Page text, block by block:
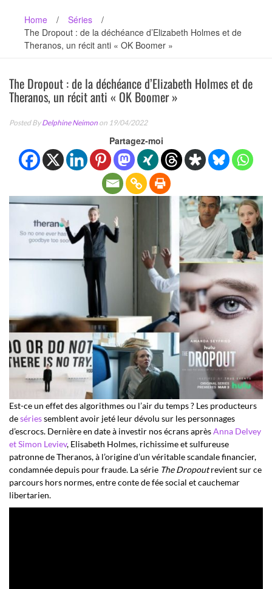
Home / Séries
/
The Dropout : de la déchéance d’Elizabeth Holmes et de
Theranos, un récit anti « OK Boomer »
The Dropout : de la déchéance d’Elizabeth Holmes et de
Theranos, un récit anti « OK Boomer »
Posted ByDelphine Neimon on 19/04/2022
Partagez-moi
Est-ce un effet des algorithmes ou l’air du temps ? Les producteurs
desériessemblent avoir jeté leur dévolu sur les personnages
d’escrocs. Dernière en date à investir nos écrans aprèsAnna Delvey
et Simon Leviev, Elisabeth Holmes, richissime et sulfureuse
patronne de Theranos, à l’origine d’un véritable scandale financier,
condamnée depuis pour fraude. La série The Dropoutrevient sur ce
parcours hors normes, entre conte de fée social et cauchemar
libertarien.